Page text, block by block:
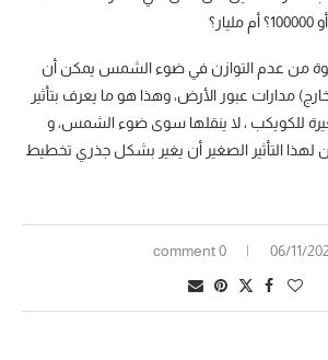
من عدم التوازن في ضوء الشمس يمكن أن
مدارات عبور الأرض، وهذا هو ما يعرف بتأثير
للكويكب ، لا ينقلها سوى ضوء الشمس، و
التأثير الصغير أن يغير بشكل جذري تخطيط
06/11/
0 comment